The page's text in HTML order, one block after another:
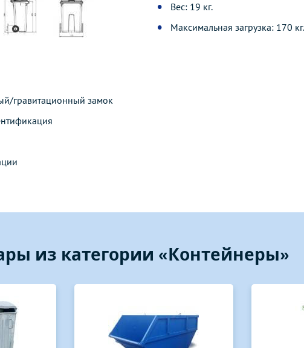
Вес: 19 кг.
Максимальная загрузка: 170 кг.
гравитационный замок
из категории «Контейнеры»